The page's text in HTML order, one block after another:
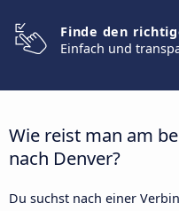
Finde den
Einfach und
Wie reist man am
nach Denver?
Du suchst nach einer